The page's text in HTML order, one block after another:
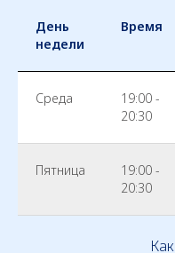
День
недели
Время
Среда
19:00 -
20:30
Пятница
19:00 -
20:30